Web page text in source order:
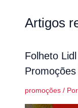
Artigos
Folheto
promoções/ Por